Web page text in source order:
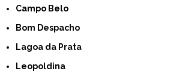
Campo Belo
Bom Despacho
Lagoa da Prata
Leopoldina